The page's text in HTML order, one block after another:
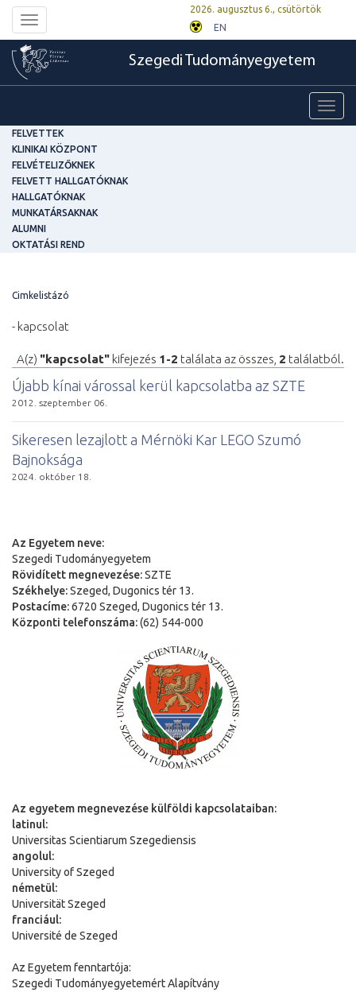
Toggle
navigation
2026. augusztus 6., csütörtök
EN
Szegedi Tudományegyetem
FELVETTEK
KLINIKAI KÖZPONT
FELVÉTELIZŐKNEK
FELVETT HALLGATÓKNAK
HALLGATÓKNAK
MUNKATÁRSAKNAK
ALUMNI
OKTATÁSI REND
Cimkelistázó
- kapcsolat
A(z) "kapcsolat" kifejezés 1-2 találata az összes, 2 találatból.
Újabb kínai várossal kerül kapcsolatba az SZTE
2012. szeptember 06.
Sikeresen lezajlott a Mérnöki Kar LEGO Szumó
Bajnoksága
2024. október 18.
Az Egyetem neve:
Szegedi Tudományegyetem
Rövidített megnevezése:SZTE
Székhelye:Szeged, Dugonics tér 13.
Postacíme:6720 Szeged, Dugonics tér 13.
Központi telefonszáma:(62) 544-000
Az egyetem megnevezése külföldi kapcsolataiban:
latinul:
Universitas Scientiarum Szegediensis
angolul:
University of Szeged
németül:
Universität Szeged
franciául:
Université de Szeged
Az Egyetem fenntartója:
Szegedi Tudományegyetemért Alapítvány